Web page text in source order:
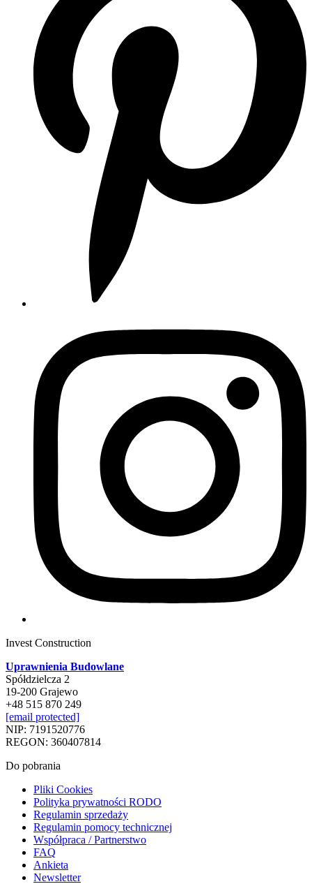
Invest Construction
Uprawnienia Budowlane
Spółdzielcza 2
19-200 Grajewo
+48 515 870 249
[email protected]
NIP: 7191520776
REGON: 360407814
Do pobrania
Pliki Cookies
Polityka prywatności RODO
Regulamin sprzedaży
Regulamin pomocy technicznej
Współpraca / Partnerstwo
FAQ
Ankieta
Newsletter